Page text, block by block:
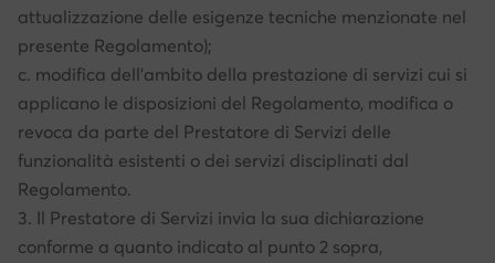
attualizzazione delle esigenze tecniche menzionate nel
presente Regolamento);
c. modifica dell’ambito della prestazione di servizi cui si
applicano le disposizioni del Regolamento, modifica o
revoca da parte del Prestatore di Servizi delle
funzionalità esistenti o dei servizi disciplinati dal
Regolamento.
3. Il Prestatore di Servizi invia la sua dichiarazione
conforme a quanto indicato al punto 2 sopra,